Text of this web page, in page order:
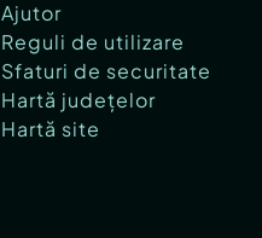
Ajutor
Reguli de utilizare
Sfaturi de securitate
Hartă județelor
Hartă site